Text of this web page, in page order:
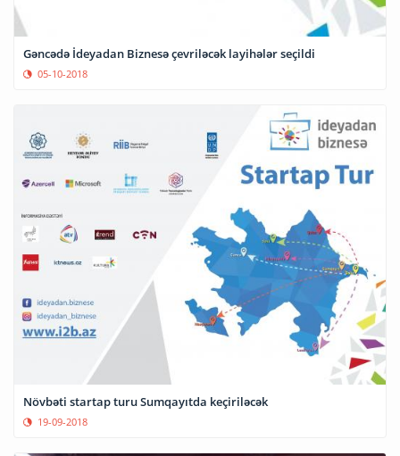
Gəncədə İdeyadan Biznesə çevriləcək layihələr seçildi
05-10-2018
Növbəti startap turu Sumqayıtda keçiriləcək
19-09-2018